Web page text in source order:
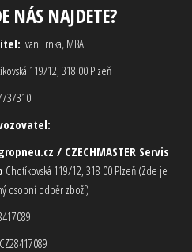
NÁS NAJDETE?
Ivan Trnka, MBA
119/12, 318 00 Plzeň
/ CZECHMASTER Servis
Chotíkovská 119/12, 318 00 Plzeň (Zde je
osobní odběr zboží)